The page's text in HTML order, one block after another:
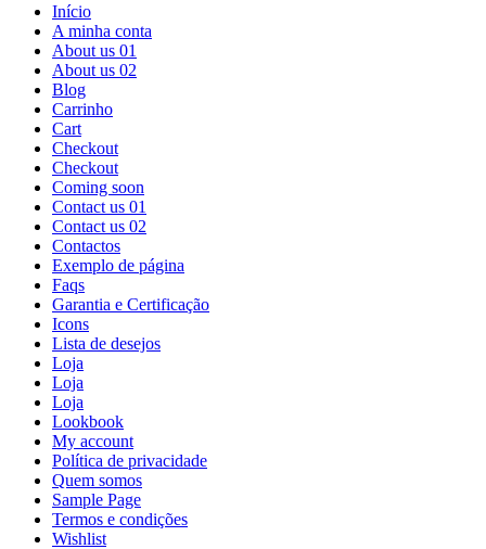
Início
A minha conta
About us 01
About us 02
Blog
Carrinho
Cart
Checkout
Checkout
Coming soon
Contact us 01
Contact us 02
Contactos
Exemplo de página
Faqs
Garantia e Certificação
Icons
Lista de desejos
Loja
Loja
Loja
Lookbook
My account
Política de privacidade
Quem somos
Sample Page
Termos e condições
Wishlist